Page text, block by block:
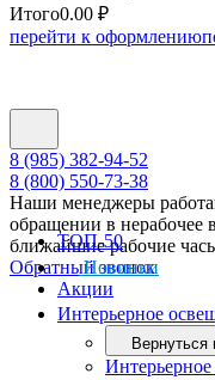
Итого0.00 ₽
перейти к оформлению
8 (985) 382-94-52
8 (800) 550-73-38
Наши менеджеры
обращении в нерабочее
ближайшие рабочие
Обратный звонок
ТОП-50
Новинки
Акции
Интерьерное
Вернуться